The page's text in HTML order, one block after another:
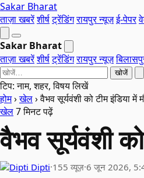
Sakar Bharat
ताज़ा खबरेंशीर्षट्रेंडिंगरायपुर न्यूज़ई-पेपर
Sakar Bharat
ताज़ा खबरेंशीर्षट्रेंडिंगरायपुर न्यूज़
खोजें
टिप: नाम, शहर, विषय लिखें
होम›खेल›वैभव सूर्यवंशी को टीम इंडिया में
खेल7 मिनट पढ़ें
वैभव सूर्यवंशी
Dipti·155 व्यूज़·6 जून 2026,